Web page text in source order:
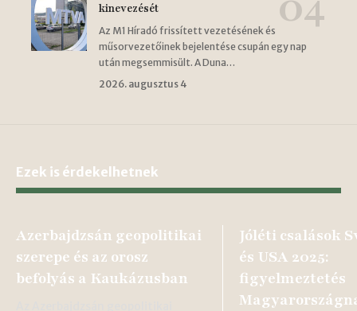
kinevezését
Az M1 Híradó frissített vezetésének és
műsorvezetőinek bejelentése csupán egy nap
után megsemmisült. A Duna…
2026. augusztus 4
Ezek is érdekelhetnek
Azerbajdzsán geopolitikai
szerepe és az orosz
befolyás a Kaukázusban
Jóléti csalások
és USA 2025:
figyelmeztetés